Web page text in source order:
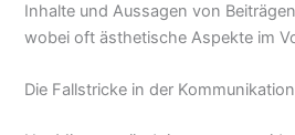
Inhalte und Aussagen von
wobei oft ästhetische Aspekte im
Die Fallstricke in der Kommunikation